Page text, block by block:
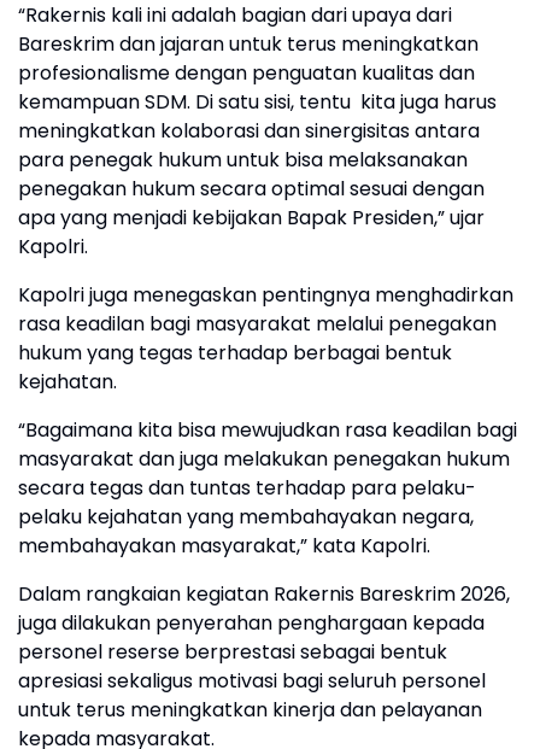
“Rakernis kali ini adalah bagian dari upaya dari
Bareskrim dan jajaran untuk terus meningkatkan
profesionalisme dengan penguatan kualitas dan
kemampuan SDM. Di satu sisi, tentu kita juga harus
meningkatkan kolaborasi dan sinergisitas antara
para penegak hukum untuk bisa melaksanakan
penegakan hukum secara optimal sesuai dengan
apa yang menjadi kebijakan Bapak Presiden,” ujar
Kapolri.
Kapolri juga menegaskan pentingnya menghadirkan
rasa keadilan bagi masyarakat melalui penegakan
hukum yang tegas terhadap berbagai bentuk
kejahatan.
“Bagaimana kita bisa mewujudkan rasa keadilan bagi
masyarakat dan juga melakukan penegakan hukum
secara tegas dan tuntas terhadap para pelaku-
pelaku kejahatan yang membahayakan negara,
membahayakan masyarakat,” kata Kapolri.
Dalam rangkaian kegiatan Rakernis Bareskrim 2026,
juga dilakukan penyerahan penghargaan kepada
personel reserse berprestasi sebagai bentuk
apresiasi sekaligus motivasi bagi seluruh personel
untuk terus meningkatkan kinerja dan pelayanan
kepada masyarakat.